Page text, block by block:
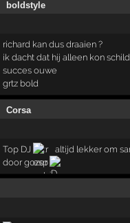
boldstyle
richard kan dus draaien ?
ik dacht dat hij alleen kon
succes ouwe
grtz bold
Corsa
Top DJ
altijd lekker om
door gozer